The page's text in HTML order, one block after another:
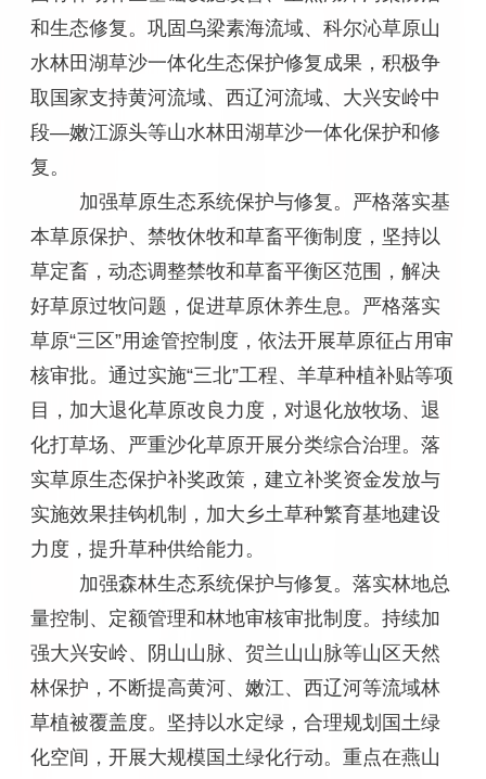
和生态修复。巩固乌梁素海流域、科尔沁草原山
水林田湖草沙一体化生态保护修复成果，积极争
取国家支持黄河流域、西辽河流域、大兴安岭中
段—嫩江源头等山水林田湖草沙一体化保护和修
复。
加强草原生态系统保护与修复。严格落实基
本草原保护、禁牧休牧和草畜平衡制度，坚持以
草定畜，动态调整禁牧和草畜平衡区范围，解决
好草原过牧问题，促进草原休养生息。严格落实
草原“三区”用途管控制度，依法开展草原征占用审
核审批。通过实施“三北”工程、羊草种植补贴等项
目，加大退化草原改良力度，对退化放牧场、退
化打草场、严重沙化草原开展分类综合治理。落
实草原生态保护补奖政策，建立补奖资金发放与
实施效果挂钩机制，加大乡土草种繁育基地建设
力度，提升草种供给能力。
加强森林生态系统保护与修复。落实林地总
量控制、定额管理和林地审核审批制度。持续加
强大兴安岭、阴山山脉、贺兰山山脉等山区天然
林保护，不断提高黄河、嫩江、西辽河等流域林
草植被覆盖度。坚持以水定绿，合理规划国土绿
化空间，开展大规模国土绿化行动。重点在燕山